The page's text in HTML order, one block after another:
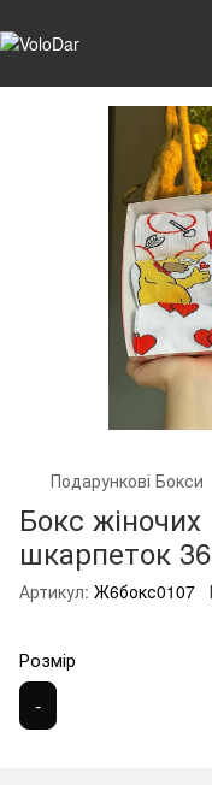
Подарункові Бокси
Бокс
шкарпеток
Артикул: Ж6бокс0107
Розмір
-